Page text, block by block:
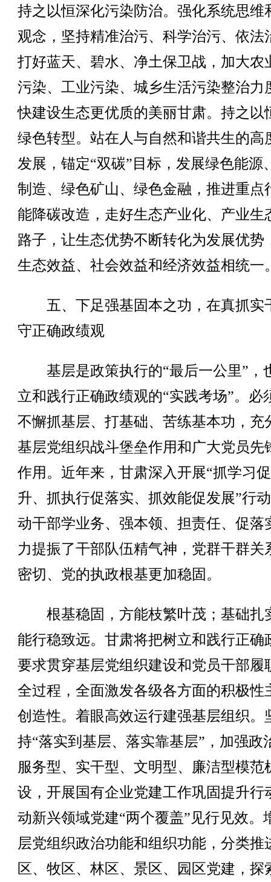
持之以恒深化污染防治。强化系统思维
观念，坚持精准治污、科学治污、依法
打好蓝天、碧水、净土保卫战，加大农
污染、工业污染、城乡生活污染整治力
快建设生态更优质的美丽甘肃。持之以
绿色转型。站在人与自然和谐共生的高
发展，锚定“双碳”目标，发展绿色能源
制造、绿色矿山、绿色金融，推进重点
能降碳改造，走好生态产业化、产业生
路子，让生态优势不断转化为发展优势
生态效益、社会效益和经济效益相统一
五、下足强基固本之功，在真抓实
守正确政绩观
基层是政策执行的“最后一公里”，
立和践行正确政绩观的“实践考场”。必
不懈抓基层、打基础、苦练基本功，充
基层党组织战斗堡垒作用和广大党员先
作用。近年来，甘肃深入开展“抓学习
升、抓执行促落实、抓效能促发展”行
动干部学业务、强本领、担责任、促落
力提振了干部队伍精气神，党群干群关
密切、党的执政根基更加稳固。
根基稳固，方能枝繁叶茂；基础扎
能行稳致远。甘肃将把树立和践行正确
要求贯穿基层党组织建设和党员干部履
全过程，全面激发各级各方面的积极性
创造性。着眼高效运行建强基层组织。
持“落实到基层、落实靠基层”，加强政
服务型、实干型、文明型、廉洁型模范
设，开展国有企业党建工作巩固提升行
动新兴领域党建“两个覆盖”见行见效。
层党组织政治功能和组织功能，分类推
区、牧区、林区、景区、园区党建，探